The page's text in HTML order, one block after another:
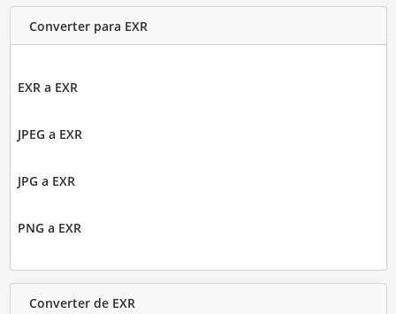
Converter para EXR
EXR a EXR
JPEG a EXR
JPG a EXR
PNG a EXR
Converter de EXR